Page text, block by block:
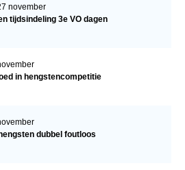
november
tijdsindeling 3e VO dagen
in hengstencompetitie
dubbel foutloos